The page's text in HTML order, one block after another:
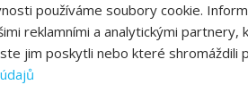
Julia
Sarah
používáme soubory cookie.
reklamními a analytickými partnery,
jim poskytli nebo které shromáždili